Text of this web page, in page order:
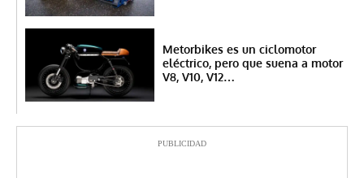
Metorbikes es un ciclomotor
eléctrico, pero que suena a motor
V8, V10, V12…
PUBLICIDAD